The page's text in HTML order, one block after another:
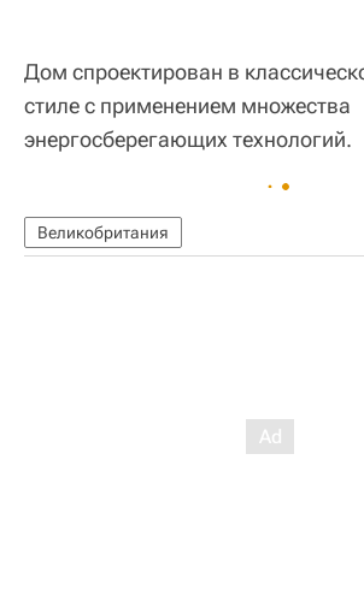
Дом спроектирован в
стиле с применением множества
энергосберегающих технологий.
Великобритания